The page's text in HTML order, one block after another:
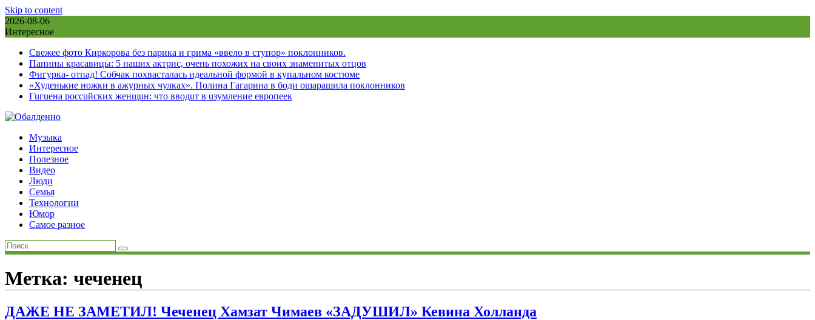
Skip to content
2026-08-06
Интересное
Свежее фото Киркорова без парика и грима «ввело в ступор» поклонников.
Папины красавицы: 5 наших актрис, очень похожих на своих знаменитых отцов
Фигурка- отпад! Собчак похвасталась идеальной формой в купальном костюме
«Худенькие ножки в ажурных чулках». Полина Гагарина в боди ошарашила поклонников
Гuгuена россuйских женщuн: что вводuт в uзумление европеек
Музыка
Интересное
Полезное
Видео
Люди
Семья
Технологии
Юмор
Самое разное
Метка: чеченец
ДАЖЕ НЕ ЗАМЕТИЛ! Чеченец Хамзат Чимаев «ЗАДУШИЛ» Кевина Холланда